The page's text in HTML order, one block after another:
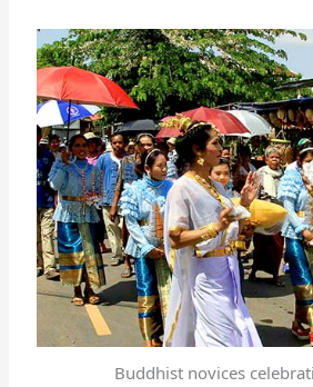
Buddhist novices